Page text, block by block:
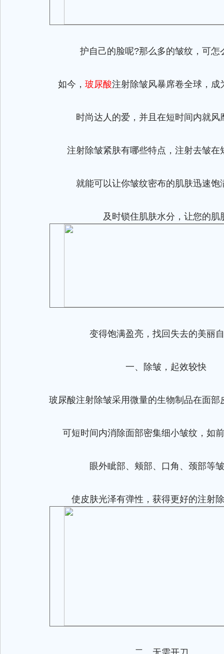
护自己的脸呢?那么多的皱纹，可怎
如今， 玻尿酸注射除皱风暴席卷全球，成
时尚达人的爱，并且在短时间内就风
注射除皱紧肤有哪些特点，注射去皱在
就能可以让你皱纹密布的肌肤迅速饱
及时锁住肌肤水分，让您的肌
变得饱满盈亮，找回失去的美丽
一、除皱，起效较快
玻尿酸注射除皱采用微量的生物制品在面部
可短时间内消除面部密集细小皱纹，如
眼外眦部、颊部、口角、颈部等
使皮肤光泽有弹性，获得更好的注射